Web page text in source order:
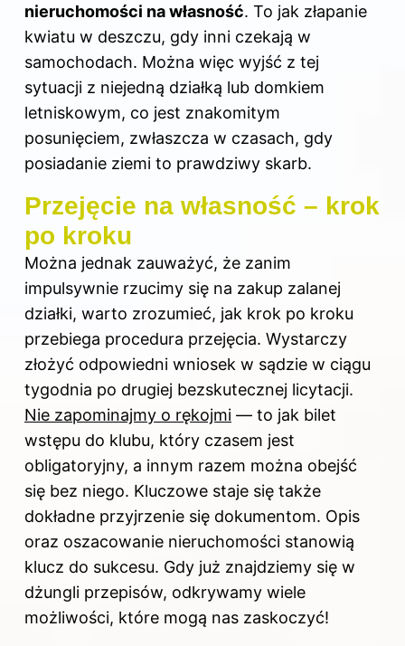
nieruchomości na własność. To jak złapanie
kwiatu w deszczu, gdy inni czekają w
samochodach. Można więc wyjść z tej
sytuacji z niejedną działką lub domkiem
letniskowym, co jest znakomitym
posunięciem, zwłaszcza w czasach, gdy
posiadanie ziemi to prawdziwy skarb.
Przejęcie na własność – krok
po kroku
Można jednak zauważyć, że zanim
impulsywnie rzucimy się na zakup zalanej
działki, warto zrozumieć, jak krok po kroku
przebiega procedura przejęcia. Wystarczy
złożyć odpowiedni wniosek w sądzie w ciągu
tygodnia po drugiej bezskutecznej licytacji.
Nie zapominajmy o rękojmi — to jak bilet
wstępu do klubu, który czasem jest
obligatoryjny, a innym razem można obejść
się bez niego. Kluczowe staje się także
dokładne przyjrzenie się dokumentom. Opis
oraz oszacowanie nieruchomości stanowią
klucz do sukcesu. Gdy już znajdziemy się w
dżungli przepisów, odkrywamy wiele
możliwości, które mogą nas zaskoczyć!